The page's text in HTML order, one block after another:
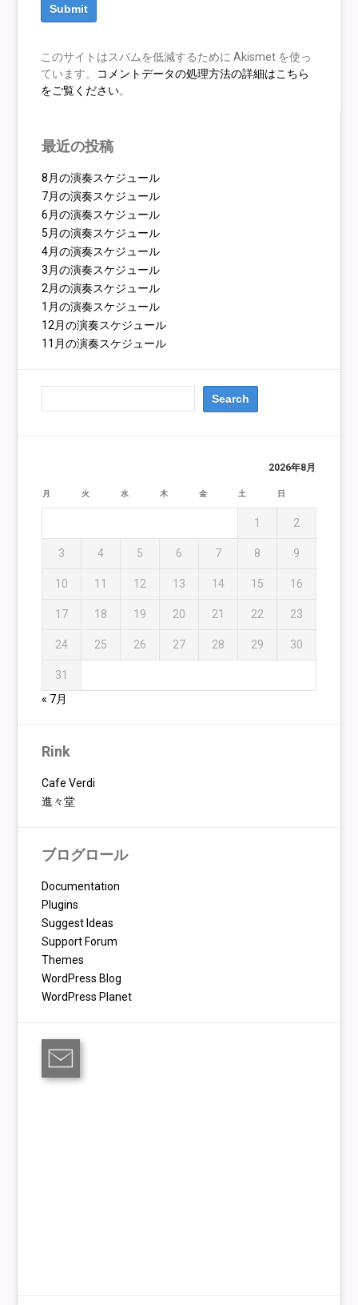
このサイトはスパムを低減するために Akismet を使っ
ています。 コメントデータの処理方法の詳細はこちら
をご覧ください。
最近の投稿
8月の演奏スケジュール
7月の演奏スケジュール
6月の演奏スケジュール
5月の演奏スケジュール
4月の演奏スケジュール
3月の演奏スケジュール
2月の演奏スケジュール
1月の演奏スケジュール
12月の演奏スケジュール
11月の演奏スケジュール
2026年8月
月 火 水 木 金 土 日
1 2
3 4 5 6 7 8 9
10 11 12 13 14 15 16
17 18 19 20 21 22 23
24 25 26 27 28 29 30
31
« 7月
Rink
Cafe Verdi
進々堂
ブログロール
Documentation
Plugins
Suggest Ideas
Support Forum
Themes
WordPress Blog
WordPress Planet